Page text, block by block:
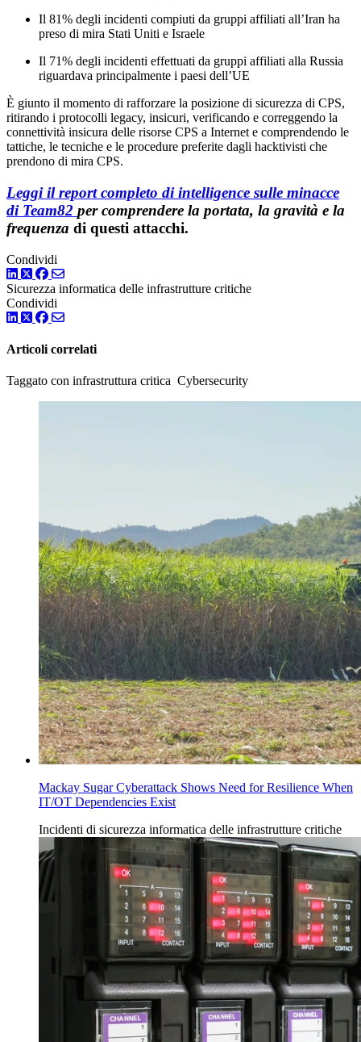
Il 81% degli incidenti compiuti da gruppi affiliati all’Iran ha
preso di mira Stati Uniti e Israele
Il 71% degli incidenti effettuati da gruppi affiliati alla Russia
riguardava principalmente i paesi dell’UE
È giunto il momento di rafforzare la posizione di sicurezza di CPS,
ritirando i protocolli legacy, insicuri, verificando e correggendo la
connettività insicura delle risorse CPS a Internet e comprendendo le
tattiche, le tecniche e le procedure preferite dagli hacktivisti che
prendono di mira CPS.
Leggi il report completo di intelligence sulle minacce
di Team82 per comprendere la portata, la gravità e la
frequenza di questi attacchi.
Condividi
LinkedIn
TwitterFacebook
Sicurezza informatica delle infrastrutture critiche
Condividi
LinkedIn
TwitterFacebook
Articoli correlati
Taggato con infrastruttura critica Cybersecurity
Mackay Sugar Cyberattack Shows Need for Resilience When
IT/OT Dependencies Exist
Incidenti di sicurezza informatica delle infrastrutture critiche